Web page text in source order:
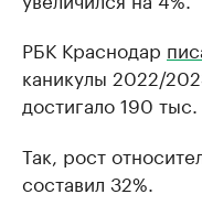
РБК Краснодар
каникулы 2022/
достигало 190
Так, рост
составил 32%.